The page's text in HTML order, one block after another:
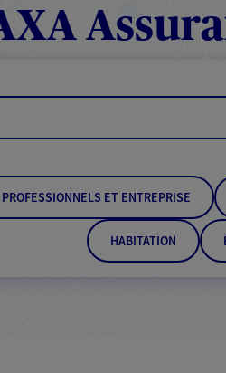
PROFESSIONNELS ET ENTREPRISE
HABITATION